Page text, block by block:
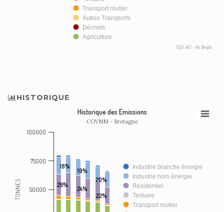
Transport routier
Autres Transports
Déchets
Agriculture
ISEA v6.1 - Air Breizh
HISTORIQUE
COVNM - Bretagne
TONNES
Historique des Emissions
18%
19%
20%
26%
24%
22%
Industrie branche énergie
Industrie hors énergie
Résidentiel
Tertiaire
Transport routier
50000
75000
100000